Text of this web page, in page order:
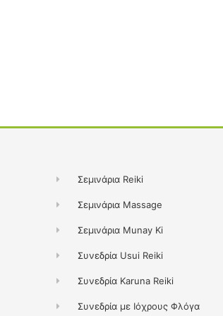
Σεμινάρια Reiki
Σεμινάρια Massage
Σεμινάρια Munay Ki
Συνεδρία Usui Reiki
Συνεδρία Karuna Reiki
Συνεδρία με Ιόχρους Φλόγα